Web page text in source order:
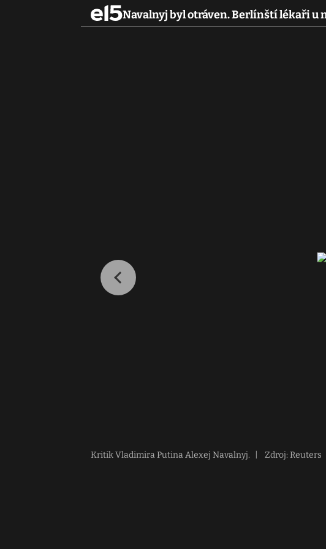
Navalnyj byl otráven. Berlínští lékaři u
Kritik Vladimira Putina Alexej Navalnyj. Zdroj: Reuters